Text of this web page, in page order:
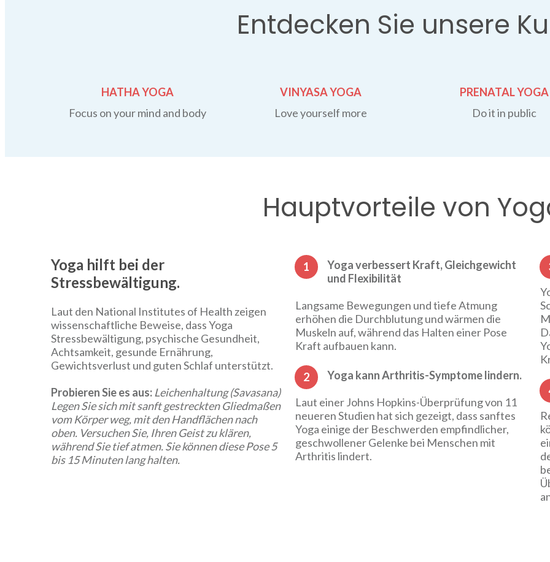
Entdecken Sie unsere
HATHA YOGA
Focus on your mind and body
VINYASA YOGA
Love yourself more
PRENATAL YOGA
Do it in public
Hauptvorteile von
Yoga hilft bei der
Stressbewältigung.
Laut den National Institutes of Health zeigen
wissenschaftliche Beweise, dass Yoga
Stressbewältigung, psychische Gesundheit,
Achtsamkeit, gesunde Ernährung,
Gewichtsverlust und guten Schlaf unterstützt.
Probieren Sie es aus: Leichenhaltung (Savasana)
Legen Sie sich mit sanft gestreckten Gliedmaßen
vom Körper weg, mit den Handflächen nach
oben. Versuchen Sie, Ihren Geist zu klären,
während Sie tief atmen. Sie können diese Pose 5
bis 15 Minuten lang halten.
1
Yoga verbessert Kraft, Gleichgewicht
und Flexibilität
Langsame Bewegungen und tiefe Atmung
erhöhen die Durchblutung und wärmen die
Muskeln auf, während das Halten einer Pose
Kraft aufbauen kann.
2
Yoga kann Arthritis-Symptome lindern.
Laut einer Johns Hopkins-Überprüfung von 11
neueren Studien hat sich gezeigt, dass sanftes
Yoga einige der Beschwerden empfindlicher,
geschwollener Gelenke bei Menschen mit
Arthritis lindert.